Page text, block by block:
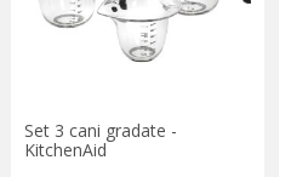
Set 3 cani gradate -
KitchenAid